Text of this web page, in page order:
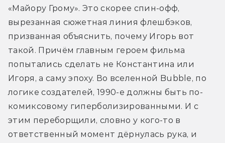
«Майору Грому». Это скорее спин-офф,
вырезанная сюжетная линия флешбэков,
призванная объяснить, почему Игорь вот
такой. Причём главным героем фильма
попытались сделать не Константина или
Игоря, а саму эпоху. Во вселенной Bubble, по
логике создателей, 1990-е должны быть по-
комиксовому гиперболизированными. И с
этим переборщили, словно у кого-то в
ответственный момент дёрнулась рука, и